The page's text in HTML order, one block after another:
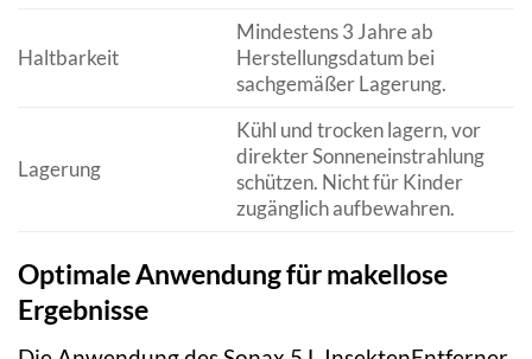
Haltbarkeit
Mindestens 3 Jahre ab
Herstellungsdatum bei
sachgemäßer Lagerung.
Lagerung
Kühl und trocken lagern, vor
direkter Sonneneinstrahlung
schützen. Nicht für Kinder
zugänglich aufbewahren.
Optimale Anwendung für makellose
Ergebnisse